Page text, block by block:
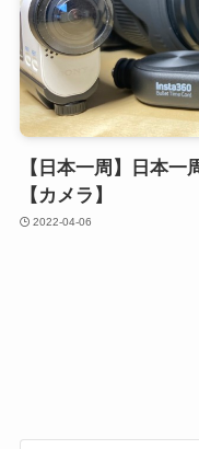
【日本一周】日本
【カメラ】
2022-04-06